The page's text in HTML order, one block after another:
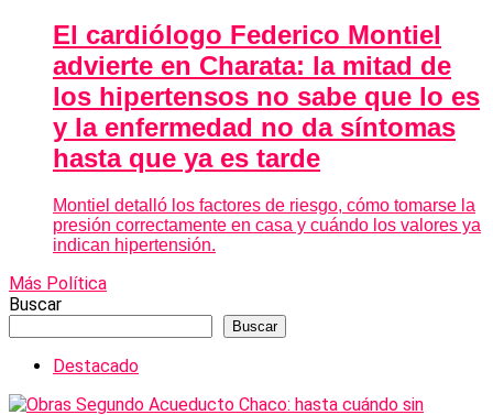
El cardiólogo Federico Montiel
advierte en Charata: la mitad de
los hipertensos no sabe que lo es
y la enfermedad no da síntomas
hasta que ya es tarde
Montiel detalló los factores de riesgo, cómo tomarse la
presión correctamente en casa y cuándo los valores ya
indican hipertensión.
Más Política
Buscar
Buscar
Destacado